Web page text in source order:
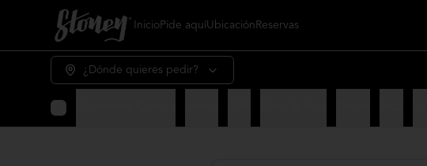
InicioPide aquíUbicación Reservas
¿Dónde quieres pedir?